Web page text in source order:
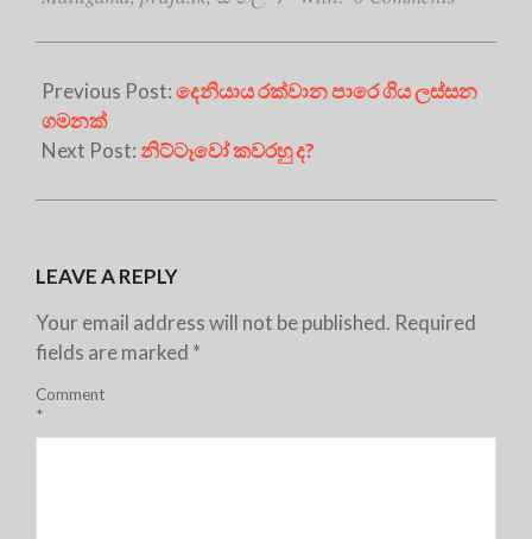
Previous Post:දෙනියාය රක්වාන පාරෙ ගිය ලස්සන
ගමනක්
Next Post:නිට්ටෑවෝ කවරහු ද?
LEAVE A REPLY
Your email address will not be published. Required
fields are marked *
Comment
*